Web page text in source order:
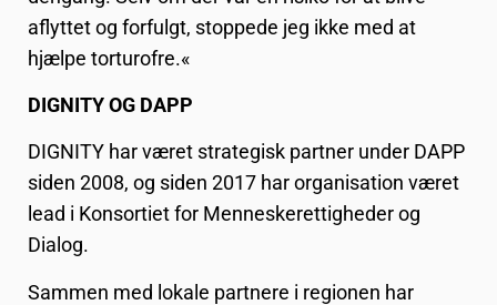
aflyttet og forfulgt, stoppede jeg ikke med at
hjælpe torturofre.«
DIGNITY OG DAPP
DIGNITY har været strategisk partner under DAPP
siden 2008, og siden 2017 har organisation været
lead i Konsortiet for Menneskerettigheder og
Dialog.
Sammen med lokale partnere i regionen har